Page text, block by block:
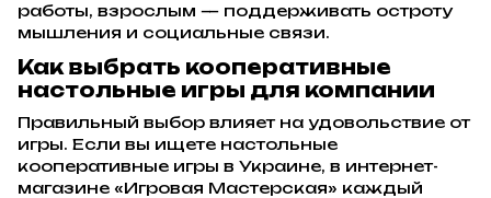
работы, взрослым — поддерживать остроту
мышления и социальные связи.
Как выбрать кооперативные
настольные игры для компании
Правильный выбор влияет на удовольствие от
игры. Если вы ищете настольные
кооперативные игры в Украине, в интернет-
магазине «Игровая Мастерская» каждый